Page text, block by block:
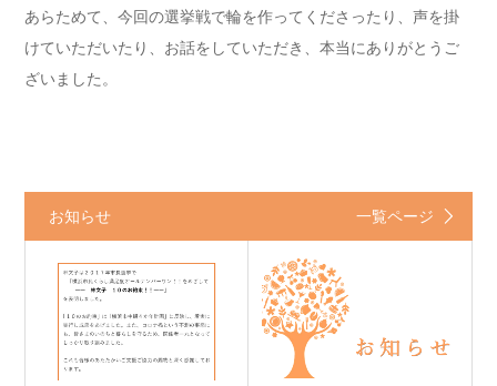
あらためて、今回の選挙戦で輪を作ってくださったり、声を掛
けていただいたり、お話をしていただき、本当にありがとうご
ざいました。
お知らせ 一覧ページ